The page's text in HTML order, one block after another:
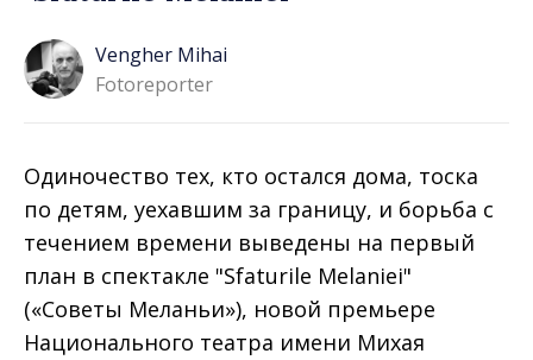
Vengher Mihai
Fotoreporter
Одиночество тех, кто остался дома, тоска
по детям, уехавшим за границу, и борьба с
течением времени выведены на первый
план в спектакле "Sfaturile Melaniei"
(«Советы Меланьи»), новой премьере
Национального театра имени Михая